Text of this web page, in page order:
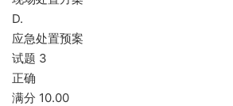
D.
应急处置预案
试题 3
正确
满分 10.00